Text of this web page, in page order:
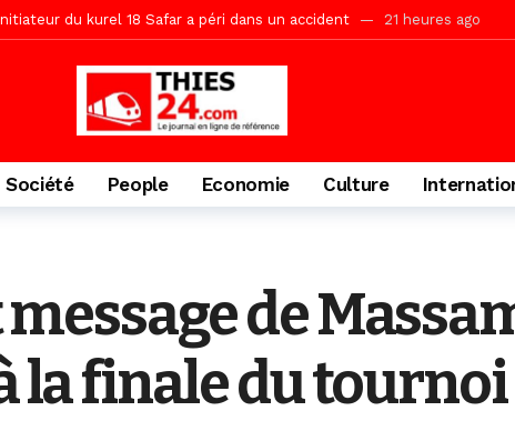
eau, au coeur des priorités 21 heures ago
Thiès, mesures annoncées pour une réussite
ses premiers malades lundi 10 Août
ne peut se réduire au seul libéralisme (Lamine Diouck PS) 2
du Khalif Général 2 jours ago
l’équivalent de 600 minibus
Société People Economie Culture
de
la finale du